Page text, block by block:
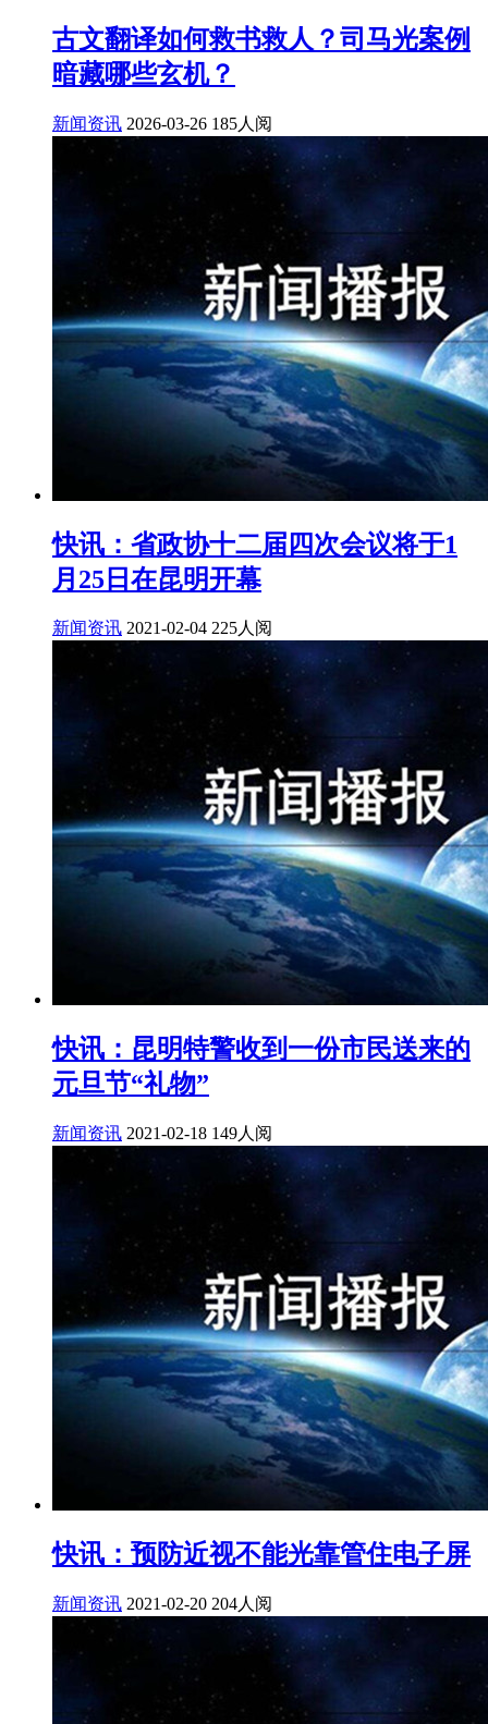
古文翻译如何救书救人？司马光案例
暗藏哪些玄机？
新闻资讯 2026-03-26 185人阅
快讯：省政协十二届四次会议将于1
月25日在昆明开幕
新闻资讯 2021-02-04 225人阅
快讯：昆明特警收到一份市民送来的
元旦节“礼物”
新闻资讯 2021-02-18 149人阅
快讯：预防近视不能光靠管住电子屏
新闻资讯 2021-02-20 204人阅